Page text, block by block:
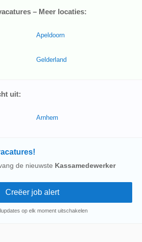
– Meer locaties:
Apeldoorn
Gelderland
uit:
Arnhem
de nieuwste Kassamedewerker
op elk moment uitschakelen